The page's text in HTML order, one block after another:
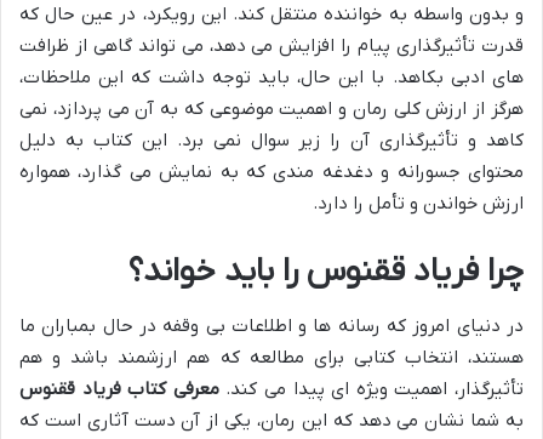
و بدون واسطه به خواننده منتقل کند. این رویکرد، در عین حال که
قدرت تأثیرگذاری پیام را افزایش می دهد، می تواند گاهی از ظرافت
های ادبی بکاهد. با این حال، باید توجه داشت که این ملاحظات،
هرگز از ارزش کلی رمان و اهمیت موضوعی که به آن می پردازد، نمی
کاهد و تأثیرگذاری آن را زیر سوال نمی برد. این کتاب به دلیل
محتوای جسورانه و دغدغه مندی که به نمایش می گذارد، همواره
ارزش خواندن و تأمل را دارد.
چرا فریاد ققنوس را باید خواند؟
در دنیای امروز که رسانه ها و اطلاعات بی وقفه در حال بمباران ما
هستند، انتخاب کتابی برای مطالعه که هم ارزشمند باشد و هم
تأثیرگذار، اهمیت ویژه ای پیدا می کند.معرفی کتاب فریاد ققنوس
به شما نشان می دهد که این رمان، یکی از آن دست آثاری است که